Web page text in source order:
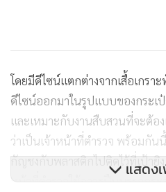
โดยมีดีไซน์แตกต่างจากเสื้อเกรา
ดีไซน์ออกมาในรูปแบบของกระเ
และเหมาะกับงานสืบสวนที่จะต้อ
ว่าเป็นเจ้าหน้าที่ตำรวจ พร้อมกั
กัญชงกับพลาสติกไปติดไว้ที่เป้ายิ
หน้าที่ตำรวจใช้อาวุธปืนบรรจุกร
แสดง